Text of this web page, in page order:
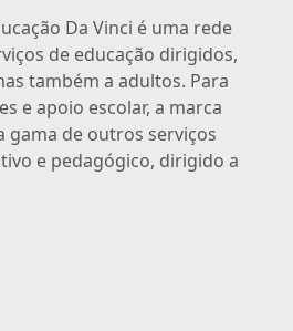
Da Vinci é uma rede
de educação dirigidos,
também a adultos. Para
e apoio escolar, a marca
gama de outros serviços
e pedagógico, dirigido a